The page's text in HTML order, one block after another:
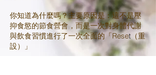
你知道為什麼嗎？主要原因是：這不是壓
抑食慾的節食營會，而是一次對身體代謝
與飲食習慣進行了一次全面的「Reset （重
設）」